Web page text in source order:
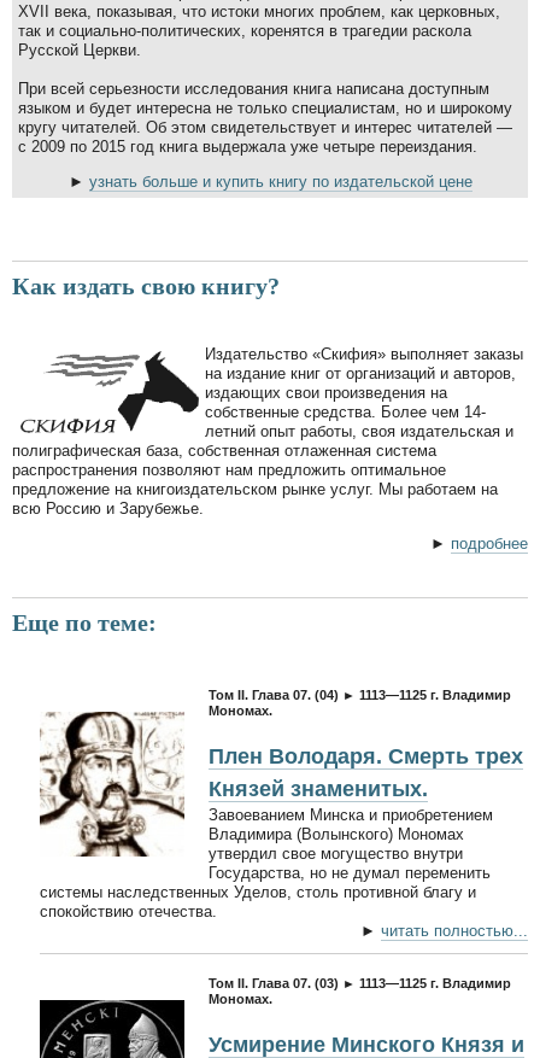
XVII века, показывая, что истоки многих проблем, как церковных,
так и социально-политических, коренятся в трагедии раскола
Русской Церкви.
При всей серьезности исследования книга написана доступным
языком и будет интересна не только специалистам, но и широкому
кругу читателей. Об этом свидетельствует и интерес читателей —
с 2009 по 2015 год книга выдержала уже четыре переиздания.
► узнать больше и купить книгу по издательской цене
Как издать свою книгу?
Издательство «Скифия» выполняет заказы
на издание книг от организаций и авторов,
издающих свои произведения на
собственные средства. Более чем 14-
летний опыт работы, своя издательская и
полиграфическая база, собственная отлаженная система
распространения позволяют нам предложить оптимальное
предложение на книгоиздательском рынке услуг. Мы работаем на
всю Россию и Зарубежье.
► подробнее
Еще по теме:
Том II. Глава 07. (04) ► 1113—1125 г. Владимир
Мономах.
Плен Володаря. Смерть трех
Князей знаменитых.
Завоеванием Минска и приобретением
Владимира (Волынского) Мономах
утвердил свое могущество внутри
Государства, но не думал переменить
системы наследственных Уделов, столь противной благу и
спокойствию отечества.
► читать полностью...
Том II. Глава 07. (03) ► 1113—1125 г. Владимир
Мономах.
Усмирение Минского Князя и